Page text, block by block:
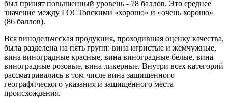
был принят повышенный уровень - 78 баллов. Это среднее
значение между ГОСТовскими «хорошо» и «очень хорошо»
(86 баллов).
Вся винодельческая продукция, проходившая оценку качества,
была разделена на пять групп: вина игристые и жемчужные,
вина виноградные красные, вина виноградные белые, вина
виноградные розовые, вина ликерные. Внутри всех категорий
рассматривались в том числе вина защищенного
географического указания и защищённого места
происхождения.